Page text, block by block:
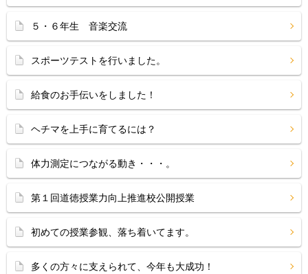
５・６年生 音楽交流
スポーツテストを行いました。
給食のお手伝いをしました！
ヘチマを上手に育てるには？
体力測定につながる動き・・・。
第１回道徳授業力向上推進校公開授業
初めての授業参観、落ち着いてます。
多くの方々に支えられて、今年も大成功！